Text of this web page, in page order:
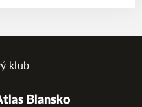
Blansko